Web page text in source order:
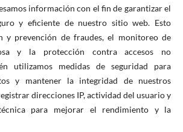
información con el fin de garantizar el
y eficiente de nuestro sitio web. Esto
y prevención de fraudes, el monitoreo de
y la protección contra accesos no
utilizamos medidas de seguridad para
y mantener la integridad de nuestros
direcciones IP, actividad del usuario y
para mejorar el rendimiento y la